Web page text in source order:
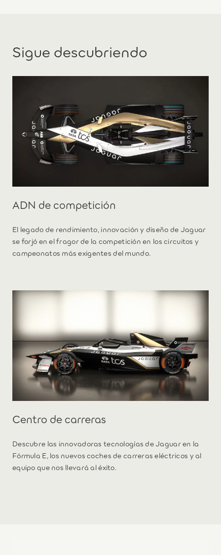
Sigue descubriendo
ADN de competición
El legado de rendimiento, innovación y diseño de Jaguar
se forjó en el fragor de la competición en los circuitos y
campeonatos más exigentes del mundo.
Centro de carreras
Descubre las innovadoras tecnologías de Jaguar en la
Fórmula E, los nuevos coches de carreras eléctricos y al
equipo que nos llevará al éxito.